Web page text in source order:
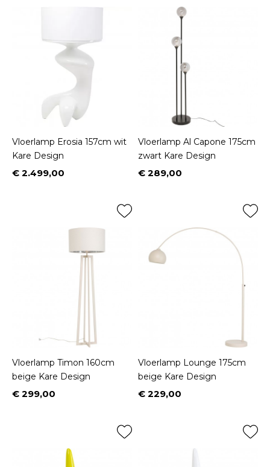
Vloerlamp Erosia 157cm wit
Kare Design
Prijs
€ 2.499,00
Vloerlamp Al Capone 175cm
zwart Kare Design
Prijs
€ 289,00
Vloerlamp Timon 160cm
beige Kare Design
Prijs
€ 299,00
Vloerlamp Lounge 175cm
beige Kare Design
Prijs
€ 229,00